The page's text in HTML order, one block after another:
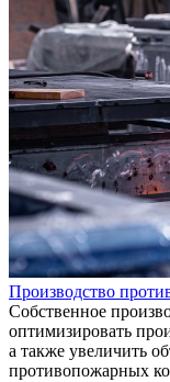
Производство
Собственное
оптимизировать
а также увеличить
противопожарных